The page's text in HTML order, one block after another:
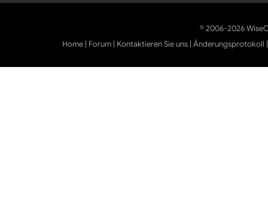
© 2006-2026
Home | Forum | Kontaktieren Sie uns |Änderungsprotokoll